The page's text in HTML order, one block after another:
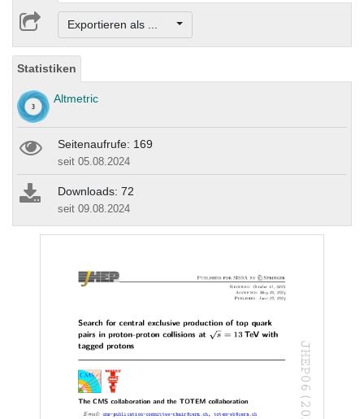
Exportieren als ...
Statistiken
Altmetric
Seitenaufrufe: 169
seit 05.08.2024
Downloads: 72
seit 09.08.2024